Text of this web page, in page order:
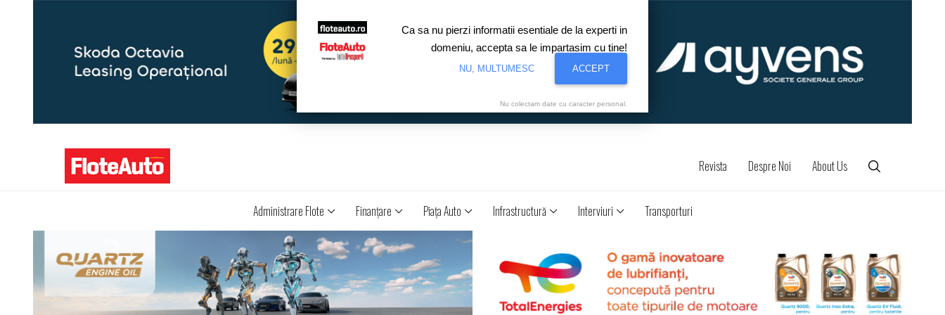
Revista Despre Noi About Us
Administrare Flote Finanţare Piaţa Auto Infrastructură Interviuri Transporturi
Ca sa nu pierzi informatii esentiale de la experti in
domeniu, accepta sa le impartasim cu tine!
NU, MULTUMESC ACCEPT
Nu colectam date cu caracter personal.